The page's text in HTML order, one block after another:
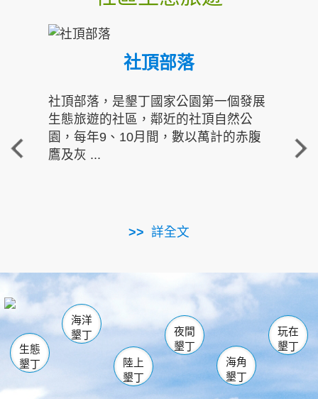
社頂部落
社頂部落，是墾丁國家公園第一個發展
生態旅遊的社區，鄰近的社頂自然公
園，每年9、10月間，數以萬計的赤腹
鷹及灰 ...
詳全文
重
走進
南仁湖
海生館
恆春 佳樂水
龍鑾潭自然中心 森林遊樂區
瓊麻館
關山 墾管處遊客中心
社頂公園 風吹沙
船帆石
白砂 龍磐公園
香蕉灣
砂島
鵝鑾鼻
生態
墾丁
海洋
墾丁
陸上
墾丁
夜間
墾丁
海角
墾丁
玩在
墾丁